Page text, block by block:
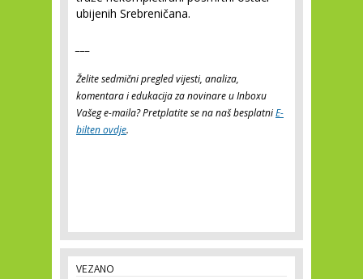
ubijenih Srebreničana.
Želite sedmični pregled vijesti, analiza,
komentara i edukacija za novinare u Inboxu
Vašeg e-maila? Pretplatite se na naš besplatniE-
bilten ovdje.
VEZANO